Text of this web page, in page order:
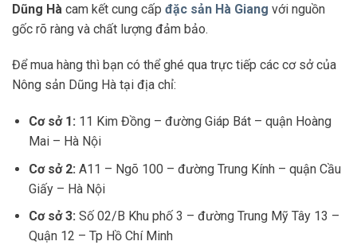
Dũng Hà cam kết cung cấp đặc sản Hà Giang với nguồn
gốc rõ ràng và chất lượng đảm bảo.
Để mua hàng thì bạn có thể ghé qua trực tiếp các cơ sở của
Nông sản Dũng Hà tại địa chỉ:
Cơ sở 1: 11 Kim Đồng – đường Giáp Bát – quận Hoàng
Mai – Hà Nội
Cơ sở 2: A11 – Ngõ 100 – đường Trung Kính – quận Cầu
Giấy – Hà Nội
Cơ sở 3: Số 02/B Khu phố 3 – đường Trung Mỹ Tây 13 –
Quận 12 – Tp Hồ Chí Minh